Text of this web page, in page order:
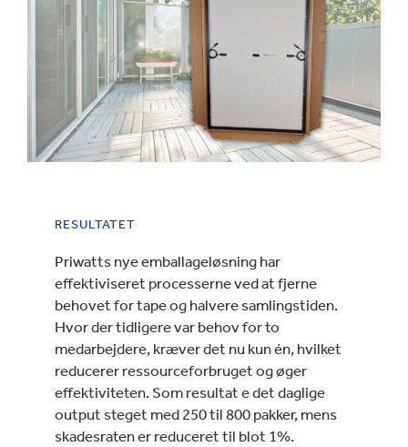
RESULTATET
Priwatts nye emballageløsning har
effektiviseret processerne ved at fjerne
behovet for tape og halvere samlingstiden.
Hvor der tidligere var behov for to
medarbejdere, kræver det nu kun én, hvilket
reducerer ressourceforbruget og øger
effektiviteten. Som resultat e det daglige
output steget med 250 til 800 pakker, mens
skadesraten er reduceret til blot 1%.